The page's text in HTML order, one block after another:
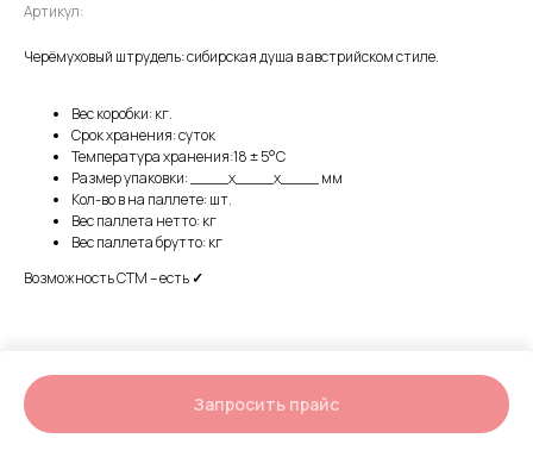
Артикул:
Запросить прайс
Черёмуховый штрудель: сибирская душа в австрийском стиле.
Вес коробки: кг.
Срок хранения: суток
Температура хранения:18 ± 5°C
Размер упаковки: ____х____х____ мм
Кол-во в на паллете: шт.
Вес паллета нетто: кг
Вес паллета брутто: кг
Возможность СТМ – есть✓